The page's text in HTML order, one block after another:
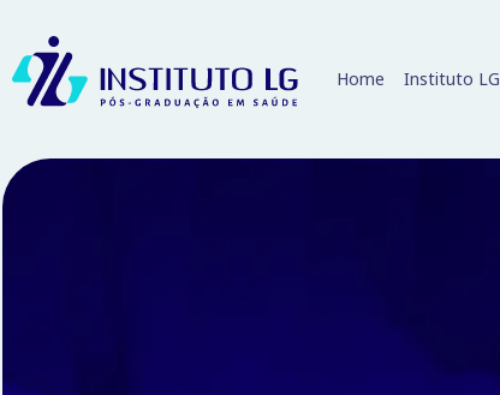
Home Instituto LG